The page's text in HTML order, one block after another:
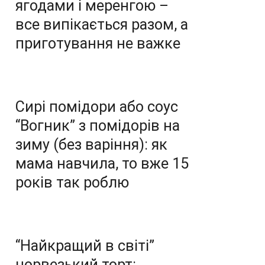
ягодами і меренгою –
все випікається разом, а
приготування не важке
Сирі помідори або соус
“Вогник” з помідорів на
зиму (без варіння): як
мама навчила, то вже 15
років так роблю
“Найкращий в світі”